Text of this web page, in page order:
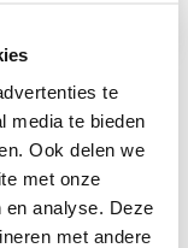
te
media te bieden
Ook delen we
met onze
analyse. Deze
met andere